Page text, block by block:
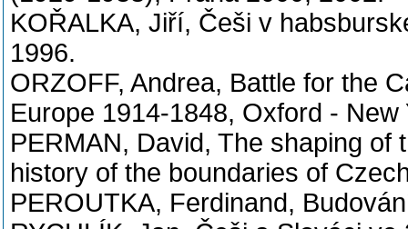
KOŘALKA, Jiří, Češi v
1996.
ORZOFF, Andrea, Battle for the
Europe 1914-1848, Oxford - New
PERMAN, David, The shaping
history of the boundaries of
PEROUTKA, Ferdinand,